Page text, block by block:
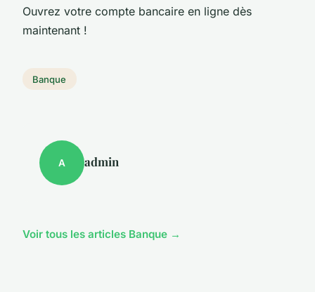
Ouvrez votre compte bancaire en ligne dès
maintenant !
Banque
A admin
Voir tous les articles Banque →